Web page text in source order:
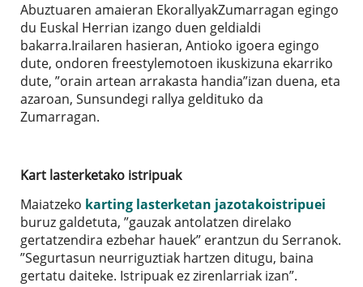
Abuztuaren amaieran EkorallyakZumarragan egingo
du Euskal Herrian izango duen geldialdi
bakarra.Irailaren hasieran, Antioko igoera egingo
dute, ondoren freestylemotoen ikuskizuna ekarriko
dute, ”orain artean arrakasta handia”izan duena, eta
azaroan, Sunsundegi rallya geldituko da
Zumarragan.
Kart lasterketako istripuak
Maiatzeko karting lasterketan jazotakoistripuei
buruz galdetuta, ”gauzak antolatzen direlako
gertatzendira ezbehar hauek” erantzun du Serranok.
”Segurtasun neurriguztiak hartzen ditugu, baina
gertatu daiteke. Istripuak ez zirenlarriak izan”.